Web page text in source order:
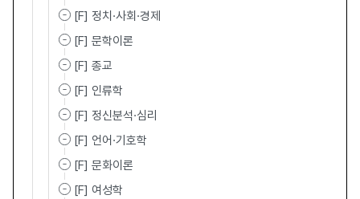
[F] 정치·사회·경제
[F] 문학이론
[F] 종교
[F] 인류학
[F] 정신분석·심리
[F] 언어·기호학
[F] 문화이론
[F] 여성학